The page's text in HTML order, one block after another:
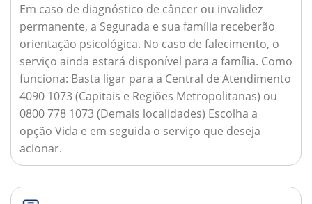
Em caso de diagnóstico de câncer ou invalidez
permanente, a Segurada e sua família receberão
orientação psicológica. No caso de falecimento, o
serviço ainda estará disponível para a família. Como
funciona: Basta ligar para a Central de Atendimento
4090 1073 (Capitais e Regiões Metropolitanas) ou
0800 778 1073 (Demais localidades) Escolha a
opção Vida e em seguida o serviço que deseja
acionar.